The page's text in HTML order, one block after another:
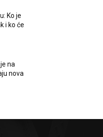
Ko je
i ko će
na
nova